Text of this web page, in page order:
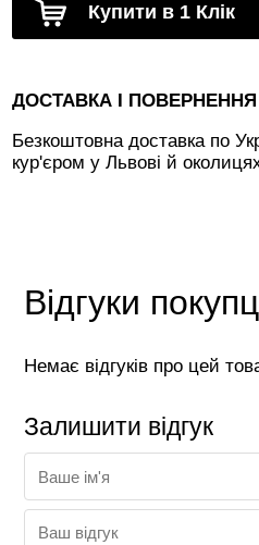
Купити в 1 Клік
ДОСТАВКА І ПОВЕРНЕННЯ
Безкоштовна доставка по
кур'єром у Львові й
Відгуки
Немає відгуків про цей
Залишити відгук